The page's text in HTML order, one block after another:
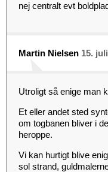
nej centralt evt
Martin Nielsen 15.
Utroligt så enige man
Et eller andet sted
om togbanen bliver i
heroppe.
Vi kan hurtigt blive
sol strand,